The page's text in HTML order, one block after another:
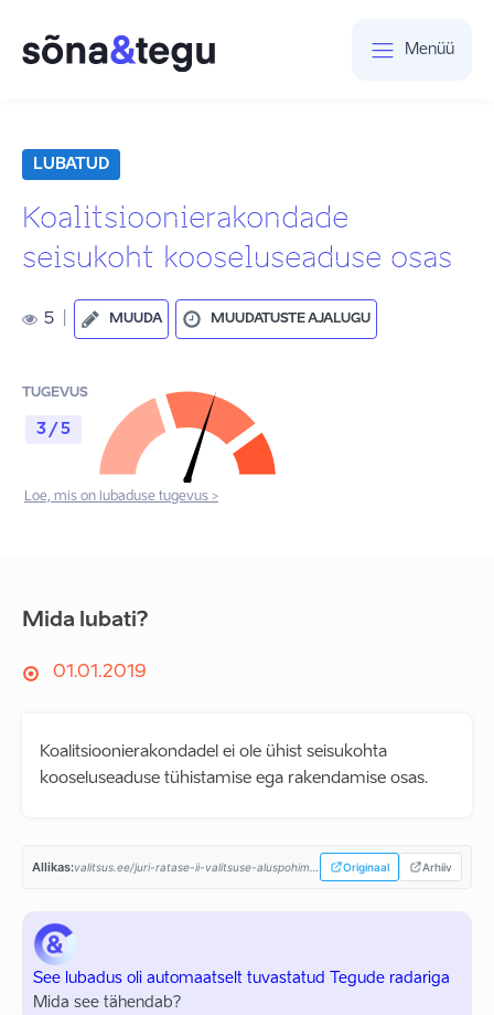
Menüü
LUBATUD
Koalitsioonierakondade
seisukoht kooseluseaduse osas
5 MUUDA MUUDATUSTE AJALUGU
TUGEVUS
3 / 5
Loe, mis on lubaduse tugevus >
Mida lubati?
01.01.2019
Koalitsioonierakondadel ei ole ühist seisukohta
kooseluseaduse tühistamise ega rakendamise osas.
Allikas: Originaal Arhiiv
See lubadus oli automaatselt tuvastatud Tegude radariga
Mida see tähendab?